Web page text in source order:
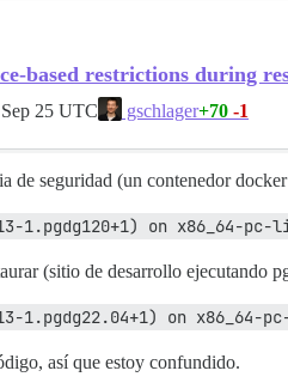
based restrictions during
25 UTC gschlager+70 -1
de seguridad (un contenedor
1.pgdg120+1) on
(sitio de desarrollo ejecutando
1.pgdg22.04+1) on
así que estoy confundido.